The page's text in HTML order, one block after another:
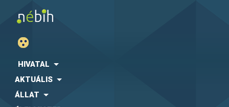
HIVATAL
AKTUÁLIS
ÁLLAT